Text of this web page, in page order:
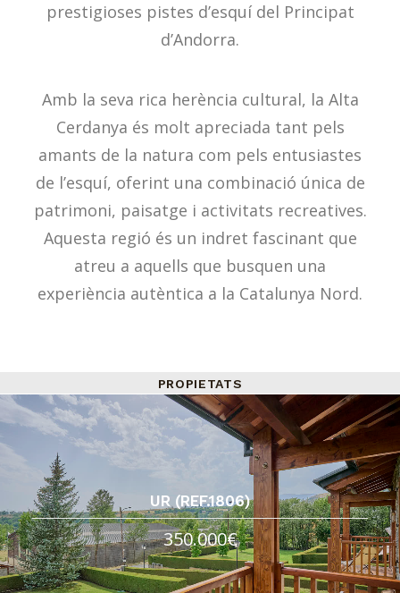
prestigioses pistes d’esquí del Principat
d’Andorra.
Amb la seva rica herència cultural, la Alta
Cerdanya és molt apreciada tant pels
amants de la natura com pels entusiastes
de l’esquí, oferint una combinació única de
patrimoni, paisatge i activitats recreatives.
Aquesta regió és un indret fascinant que
atreu a aquells que busquen una
experiència autèntica a la Catalunya Nord.
PROPIETATS
UR (REF.1806)
350.000€